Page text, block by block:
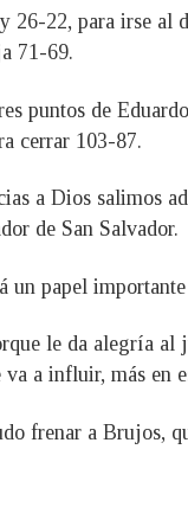
26-22, para irse
71-69.
puntos de
cerrar 103-87.
a Dios salimos
de San Salvador.
papel
le da alegría al
a influir, más en
frenar a Brujos,